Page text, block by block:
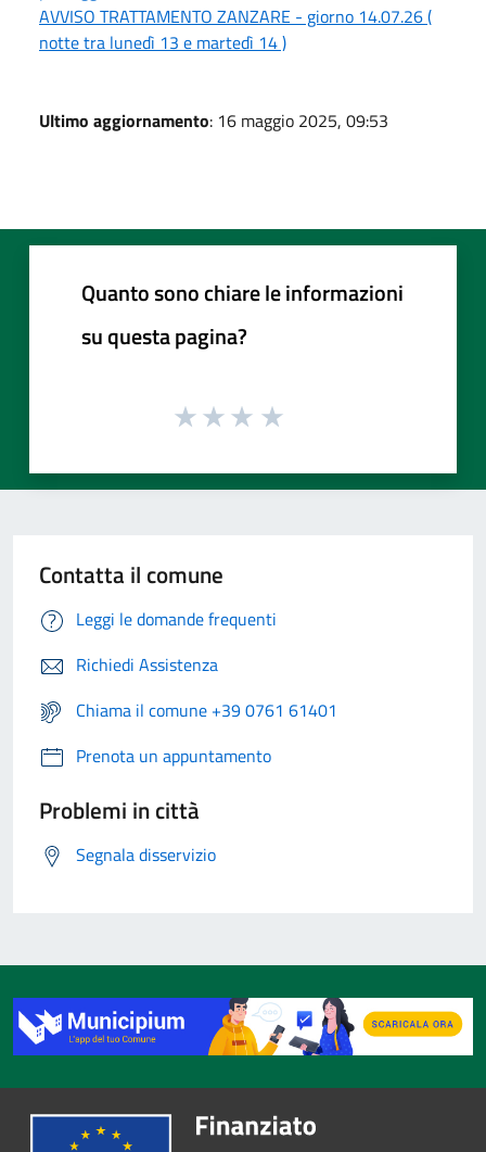
AVVISO TRATTAMENTO ZANZARE - giorno 14.07.26 (
notte tra lunedì 13 e martedì 14 )
Ultimo aggiornamento: 16 maggio 2025, 09:53
Quanto sono chiare le informazioni
su questa pagina?
Contatta il comune
Leggi le domande frequenti
Richiedi Assistenza
Chiama il comune +39 0761 61401
Prenota un appuntamento
Problemi in città
Segnala disservizio